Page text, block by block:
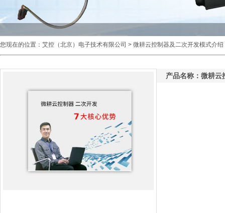
您现在的位置： 艾控（北京）电子技术有限公司 > 微耕云控制器及二次开发模式介绍
产品名称：微耕云